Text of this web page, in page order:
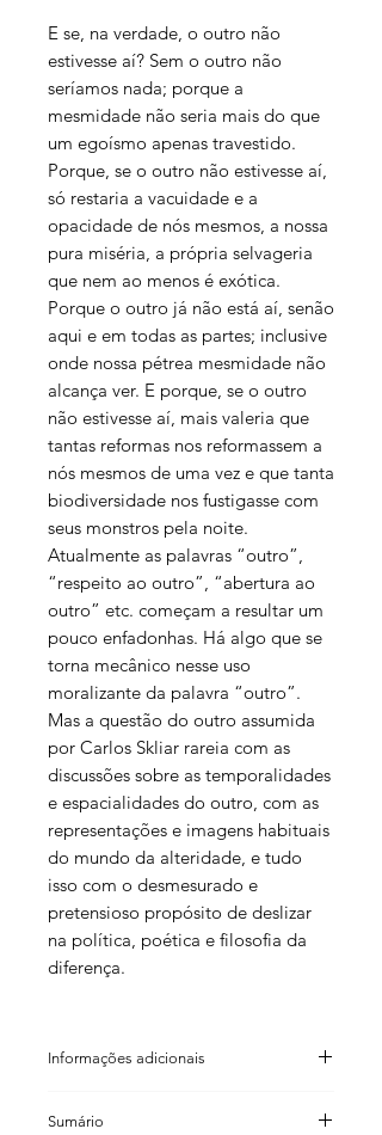
E se, na verdade, o outro não
estivesse aí? Sem o outro não
seríamos nada; porque a
mesmidade não seria mais do que
um egoísmo apenas travestido.
Porque, se o outro não estivesse aí,
só restaria a vacuidade e a
opacidade de nós mesmos, a nossa
pura miséria, a própria selvageria
que nem ao menos é exótica.
Porque o outro já não está aí, senão
aqui e em todas as partes; inclusive
onde nossa pétrea mesmidade não
alcança ver. E porque, se o outro
não estivesse aí, mais valeria que
tantas reformas nos reformassem a
nós mesmos de uma vez e que tanta
biodiversidade nos fustigasse com
seus monstros pela noite.
Atualmente as palavras “outro”,
“respeito ao outro”, “abertura ao
outro” etc. começam a resultar um
pouco enfadonhas. Há algo que se
torna mecânico nesse uso
moralizante da palavra “outro”.
Mas a questão do outro assumida
por Carlos Skliar rareia com as
discussões sobre as temporalidades
e espacialidades do outro, com as
representações e imagens habituais
do mundo da alteridade, e tudo
isso com o desmesurado e
pretensioso propósito de deslizar
na política, poética e filosofia da
diferença.
Informações adicionais
Giane Lessa (tradução)
Sumário